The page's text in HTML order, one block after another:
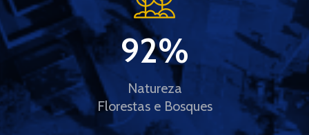
Natureza
Florestas e Bosques
92%